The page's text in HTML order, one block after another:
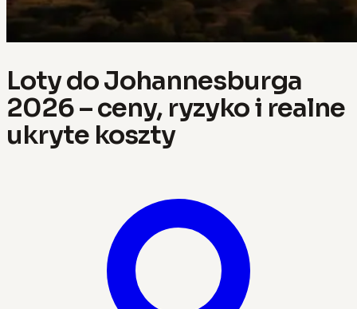
Loty do Johannesburga
2026 – ceny, ryzyko i realne
ukryte koszty